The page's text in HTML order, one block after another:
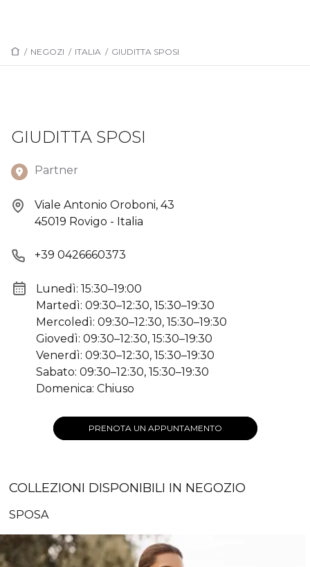
/ NEGOZI / ITALIA / GIUDITTA SPOSI
GIUDITTA SPOSI
Partner
Viale Antonio Oroboni, 43
45019 Rovigo - Italia
+39 0426660373
Lunedì: 15:30–19:00
Martedì: 09:30–12:30, 15:30–19:30
Mercoledì: 09:30–12:30, 15:30–19:30
Giovedì: 09:30–12:30, 15:30–19:30
Venerdì: 09:30–12:30, 15:30–19:30
Sabato: 09:30–12:30, 15:30–19:30
Domenica: Chiuso
PRENOTA UN APPUNTAMENTO
COLLEZIONI DISPONIBILI IN NEGOZIO
SPOSA